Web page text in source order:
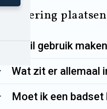
Reservering plaatsen
Ik wil gebruik
Wat zit er allemaal
Moet ik een